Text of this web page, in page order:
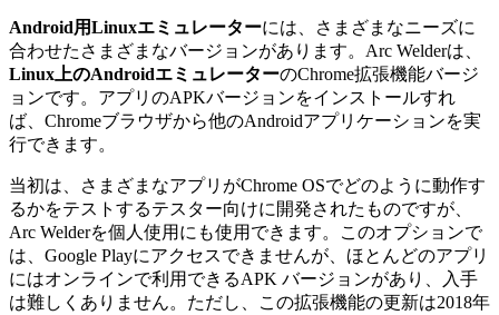
Android用Linuxエミュレーターには、さまざまなニーズに
合わせたさまざまなバージョンがあります。Arc Welderは、
Linux上のAndroidエミュレーターのChrome拡張機能バージ
ョンです。アプリのAPKバージョンをインストールすれ
ば、Chromeブラウザから他のAndroidアプリケーションを実
行できます。
当初は、さまざまなアプリがChrome OSでどのように動作す
るかをテストするテスター向けに開発されたものですが、
Arc Welderを個人使用にも使用できます。このオプションで
は、Google Playにアクセスできませんが、ほとんどのアプリ
にはオンラインで利用できるAPK バージョンがあり、入手
は難しくありません。ただし、この拡張機能の更新は2018年